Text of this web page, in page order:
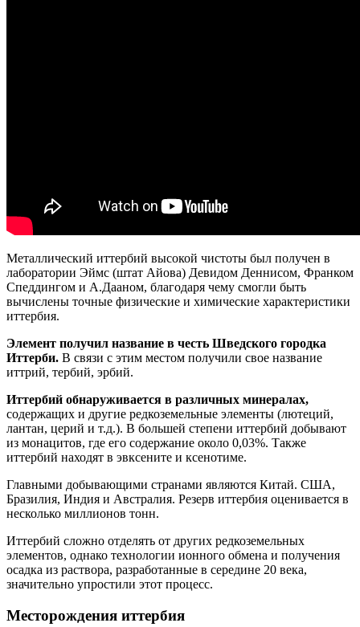
Металлический иттербий высокой чистоты был получен в
лаборатории Эймс (штат Айова) Девидом Деннисом, Франком
Спеддингом и А.Дааном, благодаря чему смогли быть
вычислены точные физические и химические характеристики
иттербия.
Элемент получил название в честь Шведского городка
Иттерби. В связи с этим местом получили свое название
иттрий, тербий, эрбий.
Иттербий обнаруживается в различных минералах,
содержащих и другие редкоземельные элементы (лютеций,
лантан, церий и т.д.). В большей степени иттербий добывают
из монацитов, где его содержание около 0,03%. Также
иттербий находят в эвксените и ксенотиме.
Главными добывающими странами являются Китай. США,
Бразилия, Индия и Австралия. Резерв иттербия оценивается в
несколько миллионов тонн.
Иттербий сложно отделять от других редкоземельных
элементов, однако технологии ионного обмена и получения
осадка из раствора, разработанные в середине 20 века,
значительно упростили этот процесс.
Месторождения иттербия